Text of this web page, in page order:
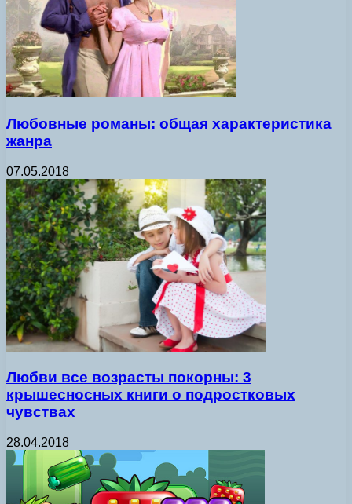
Любовные романы: общая характеристика
жанра
07.05.2018
Любви все возрасты покорны: 3
крышесносных книги о подростковых
чувствах
28.04.2018